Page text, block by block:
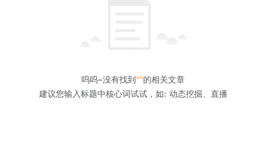
呜呜~没有找到 “”的相关文章
建议您输入标题中核心词试试，如: 动态挖掘、直播